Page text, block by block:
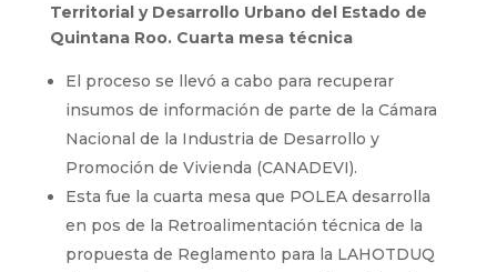
Territorial y Desarrollo Urbano del Estado de
Quintana Roo. Cuarta mesa técnica
El proceso se llevó a cabo para recuperar
insumos de información de parte de la Cámara
Nacional de la Industria de Desarrollo y
Promoción de Vivienda (CANADEVI).
Esta fue la cuarta mesa que POLEA desarrolla
en pos de la Retroalimentación técnica de la
propuesta de Reglamento para la LAHOTDUQ